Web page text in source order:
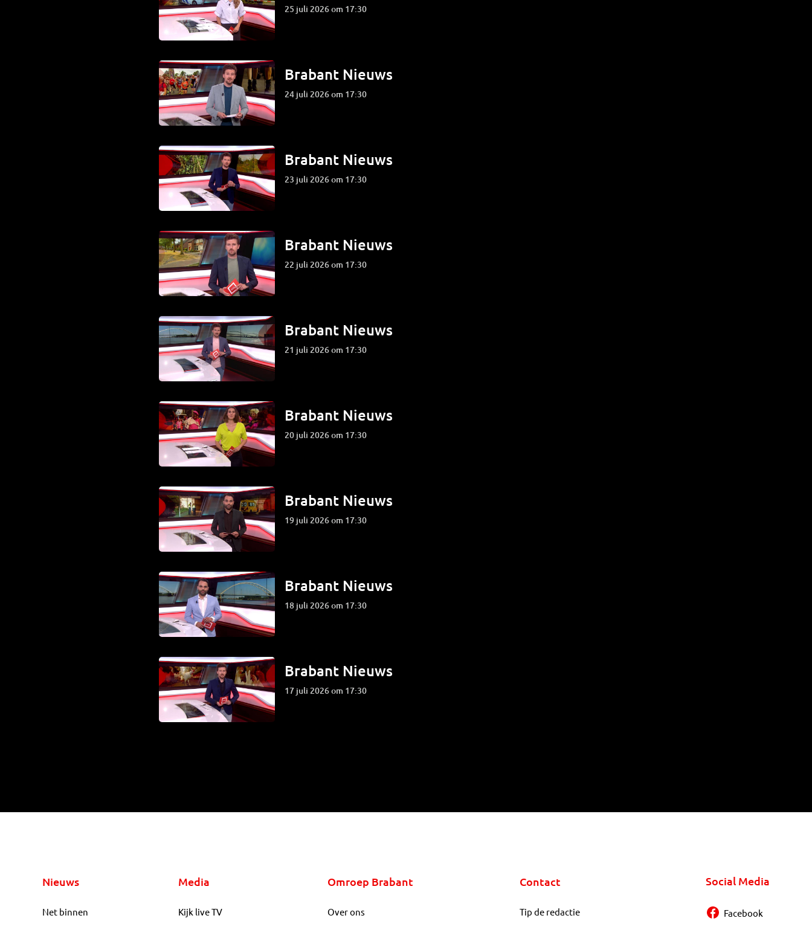
25 juli 2026 om 17:30
Brabant Nieuws
24 juli 2026 om 17:30
Brabant Nieuws
23 juli 2026 om 17:30
Brabant Nieuws
22 juli 2026 om 17:30
Brabant Nieuws
21 juli 2026 om 17:30
Brabant Nieuws
20 juli 2026 om 17:30
Brabant Nieuws
19 juli 2026 om 17:30
Brabant Nieuws
18 juli 2026 om 17:30
Brabant Nieuws
17 juli 2026 om 17:30
Nieuws
Net binnen
Media
Kijk live TV
Omroep Brabant
Over ons
Contact
Tip de redactie
Social Media
Facebook